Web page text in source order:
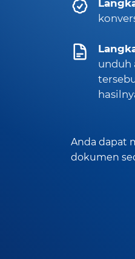
unduh
Anda dapat
dokumen